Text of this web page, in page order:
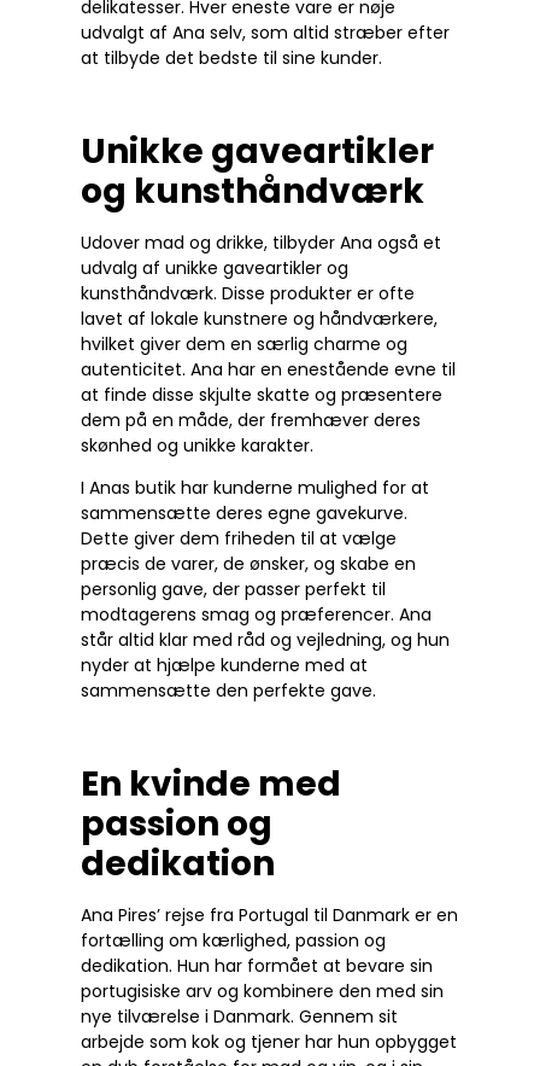
delikatesser. Hver eneste vare er nøje
udvalgt af Ana selv, som altid stræber efter
at tilbyde det bedste til sine kunder.
Unikke gaveartikler
og kunsthåndværk
Udover mad og drikke, tilbyder Ana også et
udvalg af unikke gaveartikler og
kunsthåndværk. Disse produkter er ofte
lavet af lokale kunstnere og håndværkere,
hvilket giver dem en særlig charme og
autenticitet. Ana har en enestående evne til
at finde disse skjulte skatte og præsentere
dem på en måde, der fremhæver deres
skønhed og unikke karakter.
I Anas butik har kunderne mulighed for at
sammensætte deres egne gavekurve.
Dette giver dem friheden til at vælge
præcis de varer, de ønsker, og skabe en
personlig gave, der passer perfekt til
modtagerens smag og præferencer. Ana
står altid klar med råd og vejledning, og hun
nyder at hjælpe kunderne med at
sammensætte den perfekte gave.
En kvinde med
passion og
dedikation
Ana Pires’ rejse fra Portugal til Danmark er en
fortælling om kærlighed, passion og
dedikation. Hun har formået at bevare sin
portugisiske arv og kombinere den med sin
nye tilværelse i Danmark. Gennem sit
arbejde som kok og tjener har hun opbygget